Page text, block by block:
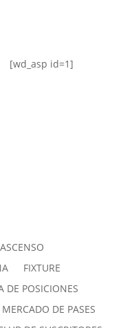
[wd_asp id=1]
ASCENSO
FIXTURE
DE POSICIONES
MERCADO DE PASES